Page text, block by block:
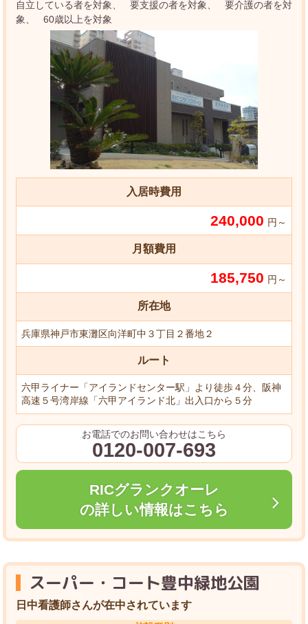
自立している者を対象 要支援の者を対象
要介護の者を対
象
60歳以上を対象
入居時費用
240,000 円～
月額費用
185,750 円～
所在地
兵庫県神戸市東灘区向洋町中３丁目２番地２
ルート
六甲ライナー「アイランドセンター駅」より徒歩４分、阪神
高速５号湾岸線「六甲アイランド北」出入口から５分
お電話でのお問い合わせはこちら
0120-007-693
RICグランクオーレ
の詳しい情報はこちら
スーパー・コート豊中緑地公園
日中看護師さんが在中されています